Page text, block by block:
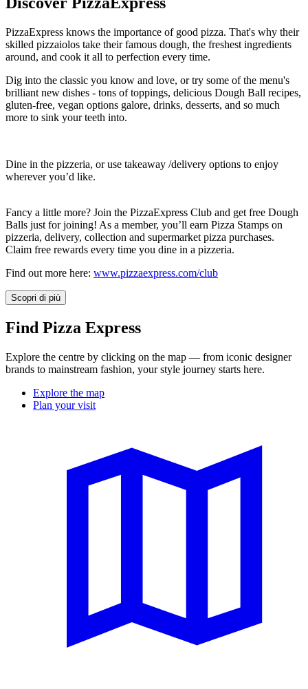
PizzaExpress knows the importance of good pizza. That's why their
skilled pizzaiolos take their famous dough, the freshest ingredients
around, and cook it all to perfection every time.
Dig into the classic you know and love, or try some of the menu's
brilliant new dishes - tons of toppings, delicious Dough Ball recipes,
gluten-free, vegan options galore, drinks, desserts, and so much
more to sink your teeth into.
Dine in the pizzeria, or use takeaway /delivery options to enjoy
wherever you’d like.
Fancy a little more? Join the PizzaExpress Club and get free Dough
Balls just for joining! As a member, you’ll earn Pizza Stamps on
pizzeria, delivery, collection and supermarket pizza purchases.
Claim free rewards every time you dine in a pizzeria.
Find out more here: www.pizzaexpress.com/club
Scopri di più
Find Pizza Express
Explore the centre by clicking on the map — from iconic designer
brands to mainstream fashion, your style journey starts here.
Explore the map
Plan your visit